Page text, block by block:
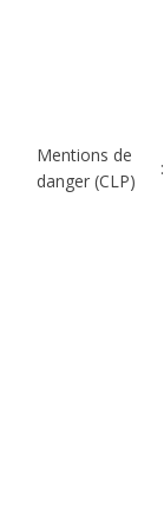
Mentions de
danger (CLP)
: